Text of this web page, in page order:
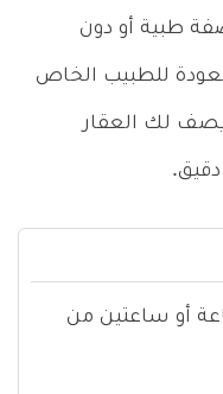
طبية أو دون
للطبيب الخاص
لك العقار
أو ساعتين من